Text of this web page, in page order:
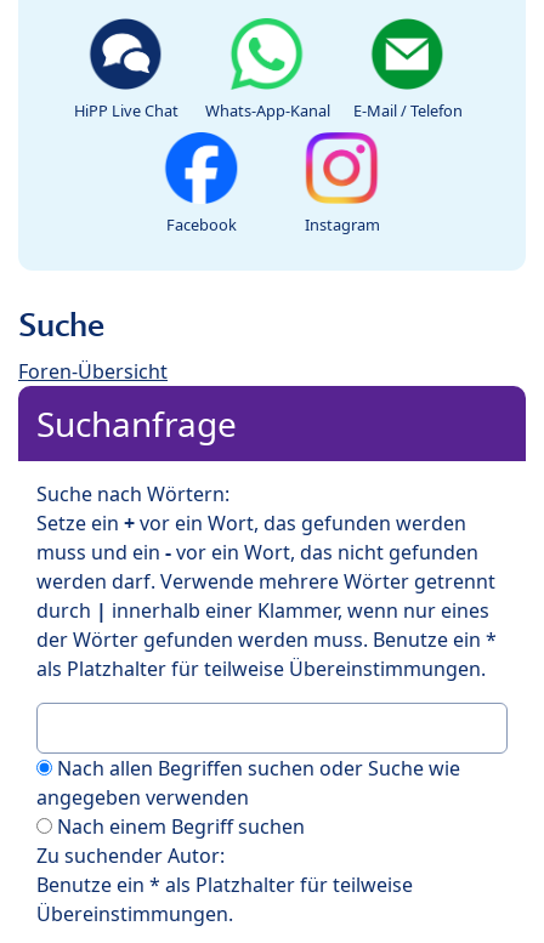
HiPP Live Chat Whats-App-Kanal E-Mail / Telefon
Facebook Instagram
Suche
Foren-Übersicht
Suchanfrage
Suche nach Wörtern:
Setze ein +vor ein Wort, das gefunden werden
muss und ein -vor ein Wort, das nicht gefunden
werden darf. Verwende mehrere Wörter getrennt
durch | innerhalb einer Klammer, wenn nur eines
der Wörter gefunden werden muss. Benutze ein *
als Platzhalter für teilweise Übereinstimmungen.
Nach allen Begriffen suchen oder Suche wie
angegeben verwenden
Nach einem Begriff suchen
Zu suchender Autor:
Benutze ein * als Platzhalter für teilweise
Übereinstimmungen.